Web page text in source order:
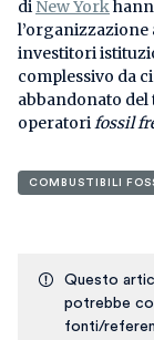
di New York
investitori
complessivo da
abbandonato del
operatorifossil
COMBUSTIBILI
Questo
potrebbe
fonti/